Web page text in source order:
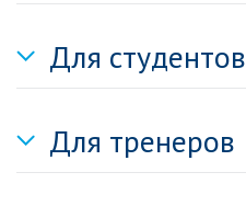
Для студентов
Для тренеров